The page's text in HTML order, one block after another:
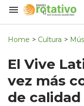
Search
Navigation
Home > Cultura >
El Vive
vez más
de calidad